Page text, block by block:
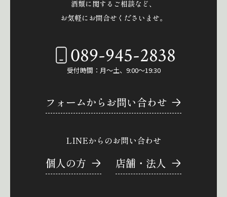
酒類に関するご相談など、
お気軽にお問合せくださいませ。
089-945-2838
受付時間：月～土、9:00～19:30
フォームからお問い合わせ
LINEからのお問い合わせ
個人の方 店舗・法人